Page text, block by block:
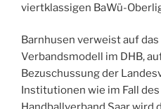
viertklassigen BaWü-
Barnhusen verweist auf
Verbandsmodell im DHB,
Bezuschussung der
Institutionen wie im Fall des